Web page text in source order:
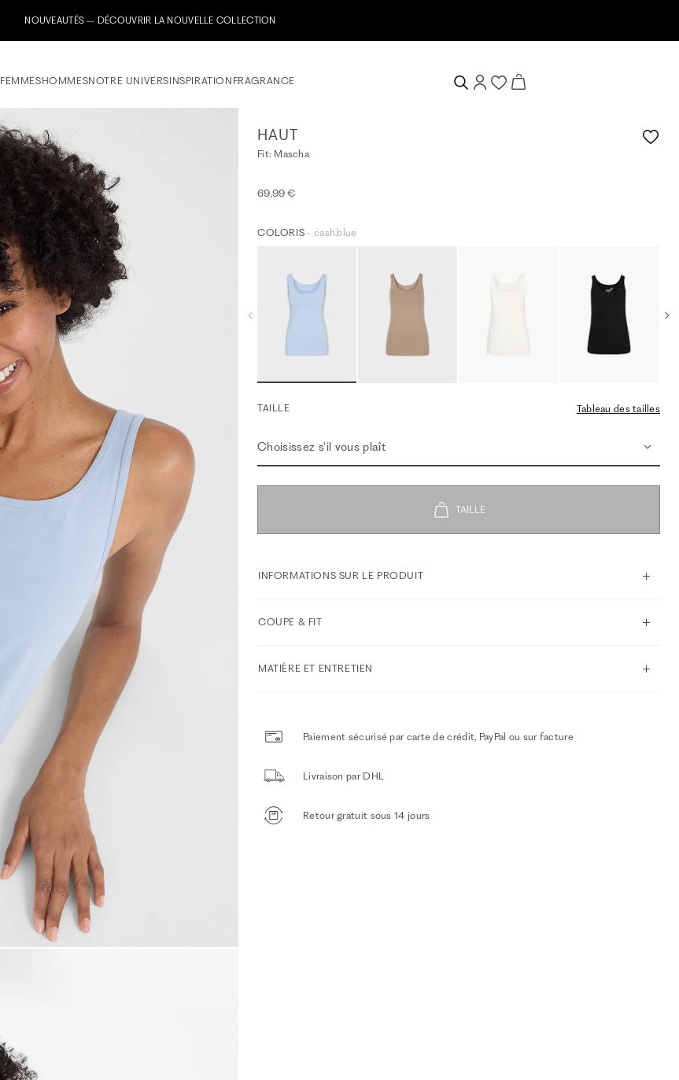
Inscrivez-vous maintenant à notre newsletter & recevez un bon de bienvenue de 10%
FEMMESHOMMESNOTRE UNIVERSINSPIRATION FRAGRANCE
HAUT
Fit: Mascha
69,99 €
COLORIS - cash.blue
TAILLE Tableau des tailles
Choisissez s'il vous plaît
INFORMATIONS SUR LE PRODUIT
COUPE & FIT
MATIÈRE ET ENTRETIEN
Paiement sécurisé par carte de crédit, PayPal ou sur facture
Livraison par DHL
Retour gratuit sous 14 jours